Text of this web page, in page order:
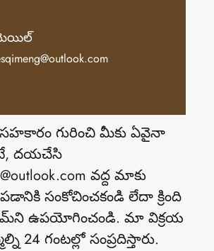
గురించి మీకు ఏవైనా
దయచేసి
వద్ద మాకు
సంకోచించకండి లేదా క్రింది
ఉపయోగించండి. మా విక్రయ
24 గంటల్లో సంప్రదిస్తారు.